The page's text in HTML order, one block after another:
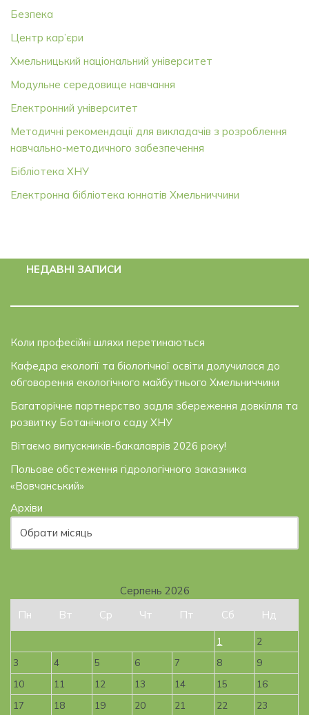
Безпека
Центр кар’єри
Хмельницький національний університет
Модульне середовище навчання
Електронний університет
Методичні рекомендації для викладачів з розроблення
навчально-методичного забезпечення
Бібліотека ХНУ
Електронна бібліотека юннатів Хмельниччини
НЕДАВНІ ЗАПИСИ
Коли професійні шляхи перетинаються
Кафедра екології та біологічної освіти долучилася до
обговорення екологічного майбутнього Хмельниччини
Багаторічне партнерство задля збереження довкілля та
розвитку Ботанічного саду ХНУ
Вітаємо випускників-бакалаврів 2026 року!
Польове обстеження гідрологічного заказника
«Вовчанський»
Архіви
Серпень 2026
Пн
Вт Ср Чт Пт Сб Нд
1
2
3
4 5 6 7 8
9
10
11 12 13 14 15
16
17
18 19 20 21 22 23